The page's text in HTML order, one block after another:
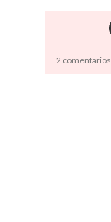
2 comentarios